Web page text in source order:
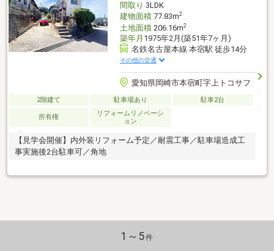
間取り 3LDK
建物面積77.83m2
土地面積206.16m2
築年月 1975年2月(築51年7ヶ月)
名鉄名古屋本線 本宿駅 徒歩14分
その他の交通
愛知県岡崎市本宿町字上トコサフ
2階建て 駐車場あり 駐車2台
所有権
リフォームリノベーシ
ョン
【見学会開催】内外装リフォーム予定／耐震工事／駐車場造成工
事実施後2台駐車可／角地
1～5件